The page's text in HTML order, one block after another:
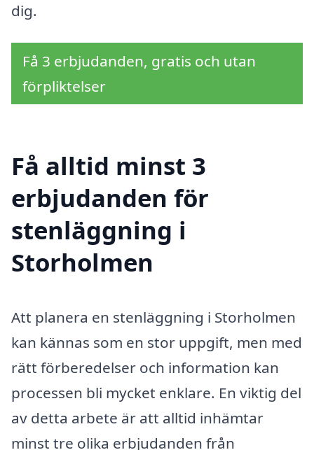
dig.
Få 3 erbjudanden, gratis och utan
förpliktelser
Få alltid minst 3
erbjudanden för
stenläggning i
Storholmen
Att planera en stenläggning i Storholmen
kan kännas som en stor uppgift, men med
rätt förberedelser och information kan
processen bli mycket enklare. En viktig del
av detta arbete är att alltid inhämtar
minst tre olika erbjudanden från